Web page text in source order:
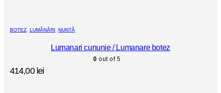
BOTEZ LUMÂNĂRI NUNTĂ
Lumanari cununie / Lumanare botez
0 out of 5
414,00 lei